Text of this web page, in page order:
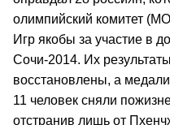
олимпийский комитет
Игр якобы за участие в
Сочи-2014. Их
восстановлены, а
11 человек сняли
отстранив лишь от